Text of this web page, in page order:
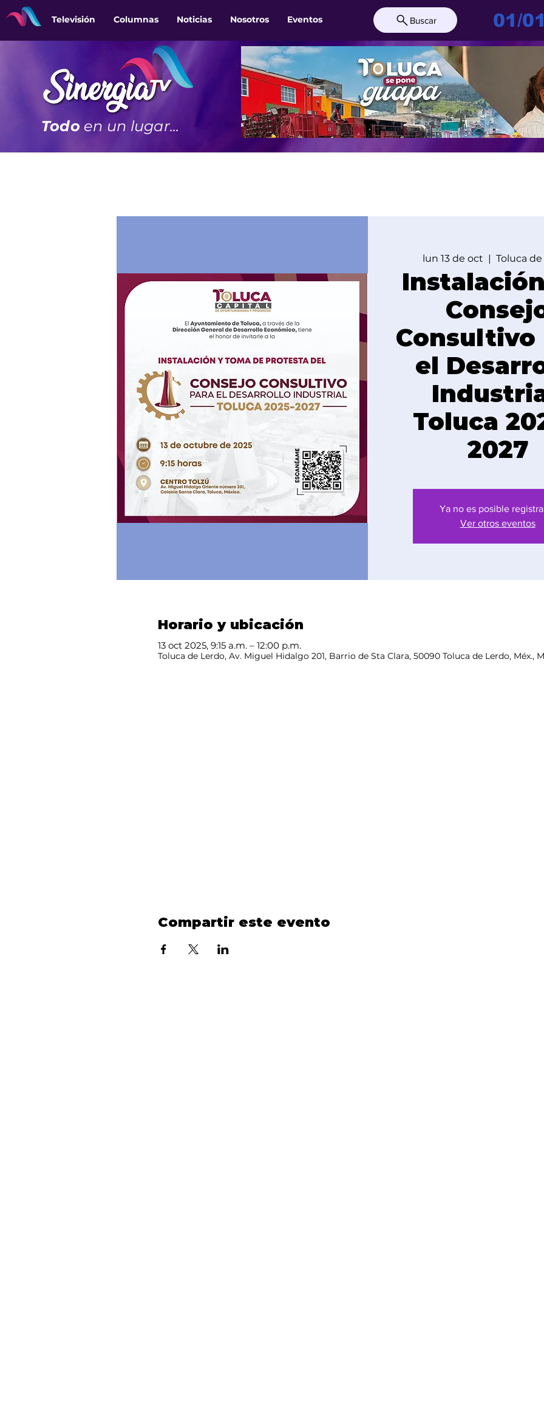
Televisión Columnas Noticias Nosotros Eventos Buscar 01/
Todo en un lugar...
lun 13 de oct
  |
Toluca
Consultivo
el
Toluca
2027
Ya no es posible
Ver otros eventos
Horario y ubicación
13 oct 2025, 9:15 a.m. – 12:00 p.m.
Toluca de Lerdo, Av. Miguel Hidalgo 201, Barrio de Sta Clara, 50090 Toluca de Lerdo, Méx.,
Compartir este evento